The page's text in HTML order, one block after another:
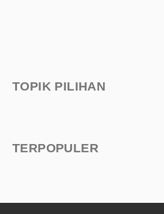
TOPIK PILIHAN
TERPOPULER